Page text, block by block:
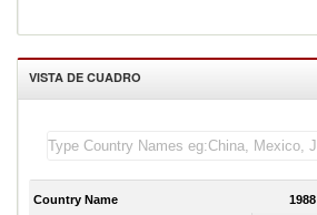
VISTA DE CUADRO
Country Name 1988